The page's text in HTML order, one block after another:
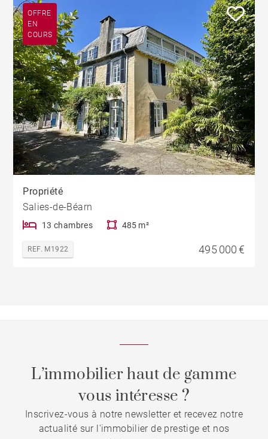
OFFRE
EN
COURS
Propriété
Salies-de-Béarn
13 chambres 485 m²
REF. M1922 495 000 €
L’immobilier haut de gamme
vous intéresse ?
Inscrivez-vous à notre newsletter et recevez notre
actualité sur l'immobilier de prestige et nos